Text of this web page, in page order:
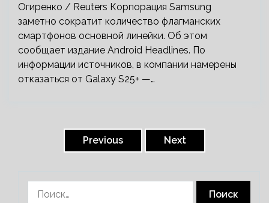
Огиренко / Reuters Корпорация Samsung
заметно сократит количество флагманских
смартфонов основной линейки. Об этом
сообщает издание Android Headlines. По
информации источников, в компании намерены
отказаться от Galaxy S25+ —…
Previous Next